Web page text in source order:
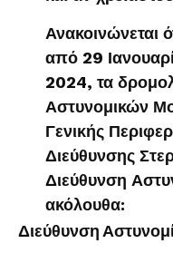
Ανακοινώνεται
από 29
2024, τα
Αστυνομικών
Γενικής
Διεύθυνσης
Διεύθυνση
ακόλουθα:
Διεύθυνση